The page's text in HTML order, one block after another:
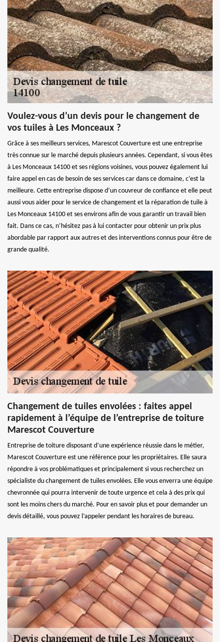
Voulez-vous d’un devis pour le changement de
vos tuiles à Les Monceaux ?
Grâce à ses meilleurs services, Marescot Couverture est une entreprise
très connue sur le marché depuis plusieurs années. Cependant, si vous êtes
à Les Monceaux 14100 et ses régions voisines, vous pouvez également lui
faire appel en cas de besoin de ses services car dans ce domaine, c’est la
meilleure. Cette entreprise dispose d’un couvreur de confiance et elle peut
aussi vous aider pour le service de changement et la réparation de tuile à
Les Monceaux 14100 et ses environs afin de vous garantir un travail bien
fait. Dans ce cas, n’hésitez pas à lui contacter pour obtenir un prix plus
abordable par rapport aux autres et des interventions connus pour être de
grande qualité.
Changement de tuiles envolées : faites appel
rapidement à l’équipe de l’entreprise de toiture
Marescot Couverture
Entreprise de toiture disposant d’une expérience réussie dans le métier,
Marescot Couverture est une référence pour les propriétaires. Elle saura
répondre à vos problématiques et principalement si vous recherchez un
spécialiste du changement de tuiles envolées. Elle vous enverra une équipe
chevronnée qui pourra intervenir de toute urgence et cela à des prix qui
sont les moins chers du marché. Pour en savoir plus et pour demander un
devis détaillé, vous pouvez l’appeler pendant les horaires de bureau.